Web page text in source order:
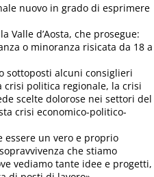
nuovo in grado di esprimere
Valle d’Aosta, che prosegue:
o minoranza risicata da 18 a
sottoposti alcuni consiglieri
politica regionale, la crisi
scelte dolorose nei settori del
crisi economico-politico-
essere un vero e proprio
che stiamo
vediamo tante idee e progetti,